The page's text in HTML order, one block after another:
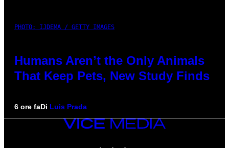
PHOTO: IJDEMA / GETTY IMAGES
Humans Aren’t the Only Animals
That Keep Pets, New Study Finds
6 ore faDi Luis Prada
VICE
MEDIA